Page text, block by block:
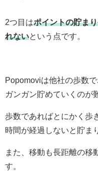
2つ目はポイントの貯ま
れないという点です。
Popomoviは他社の歩数
ガンガン貯めていくのが
歩数であればとにかく歩
時間が経過しないと貯ま
また、移動も長距離の移
す。